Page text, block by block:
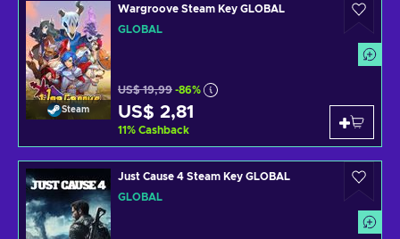
Steam
Wargroove Steam Key GLOBAL
GLOBAL
US$ 19,99 -86%
US$ 2,81
11% Cashback
Just Cause 4 Steam Key GLOBAL
GLOBAL